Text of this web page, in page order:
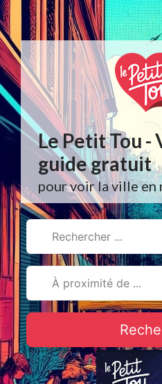
Aller
au
contenu
Le Petit Tou -
guide gratuit
pour voir la ville en